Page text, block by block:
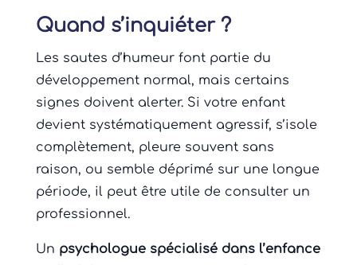
Quand s’inquiéter ?
Les sautes d’humeur font partie du
développement normal, mais certains
signes doivent alerter. Si votre enfant
devient systématiquement agressif, s’isole
complètement, pleure souvent sans
raison, ou semble déprimé sur une longue
période, il peut être utile de consulter un
professionnel.
Un psychologue spécialisé dans l’enfance